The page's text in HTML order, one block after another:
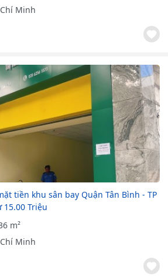
Minh
tiền khu sân bay Quận Tân Bình - TP
Triệu
m²
Minh